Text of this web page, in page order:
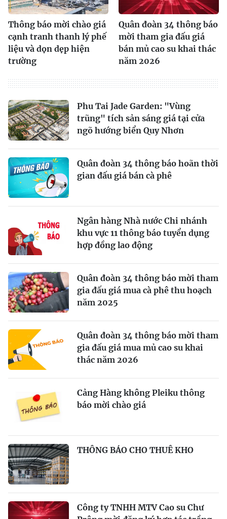
Thông báo mời chào giá
cạnh tranh thanh lý phế
liệu và dọn dẹp hiện
trường
Quân đoàn 34 thông báo
mời tham gia đấu giá
bán mủ cao su khai thác
năm 2026
Phu Tai Jade Garden: "Vùng
trũng" tích sản sáng giá tại cửa
ngõ hướng biển Quy Nhơn
Quân đoàn 34 thông báo hoãn thời
gian đấu giá bán cà phê
Ngân hàng Nhà nước Chi nhánh
khu vực 11 thông báo tuyển dụng
hợp đồng lao động
Quân đoàn 34 thông báo mời tham
gia đấu giá mua cà phê thu hoạch
năm 2025
Quân đoàn 34 thông báo mời tham
gia đấu giá mua mủ cao su khai
thác năm 2026
Cảng Hàng không Pleiku thông
báo mời chào giá
THÔNG BÁO CHO THUÊ KHO
Công ty TNHH MTV Cao su Chư